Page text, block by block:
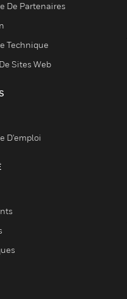
De Partenaires
Technique
Sites Web
D'emploi